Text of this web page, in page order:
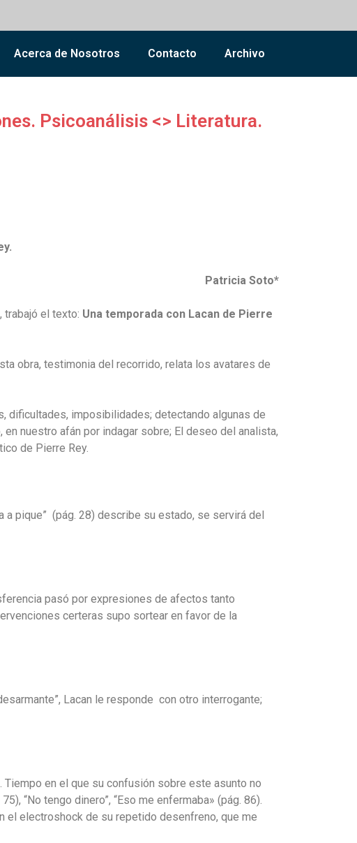
Acerca de Nosotros Contacto Archivo
Psicoanálisis <> Literatura.
Patricia Soto*
trabajó el texto: Una temporada con Lacan de Pierre
obra, testimonia del recorrido, relata los avatares de
dificultades, imposibilidades; detectando algunas de
nuestro afán por indagar sobre; El deseo del analista,
de Pierre Rey.
a pique” (pág. 28) describe su estado, se servirá del
pasó por expresiones de afectos tanto
certeras supo sortear en favor de la
Lacan le responde con otro interrogante;
en el que su confusión sobre este asunto no
“No tengo dinero”, “Eso me enfermaba» (pág. 86).
el electroshock de su repetido desenfreno, que me